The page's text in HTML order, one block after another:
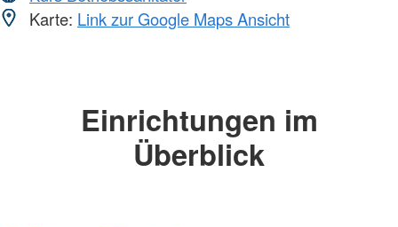
Karte: Link zur Google Maps Ansicht
Einrichtungen im
Überblick